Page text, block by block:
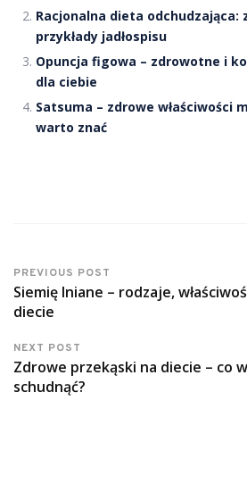
Racjonalna dieta odchudzająca:
przykłady jadłospisu
Opuncja figowa – zdrowotne i
dla ciebie
Satsuma – zdrowe właściwości
warto znać
PREVIOUS POST
Siemię lniane – rodzaje,
diecie
NEXT POST
Zdrowe przekąski na diecie – co
schudnąć?